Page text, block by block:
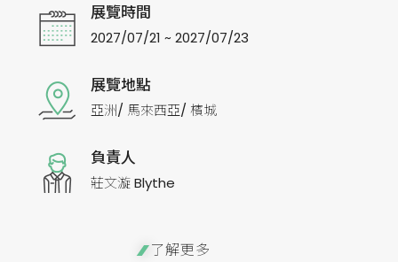
展覽時間
2027/07/21 ~ 2027/07/23
展覽地點
亞洲/ 馬來西亞/ 檳城
負責人
莊文漩 Blythe
了解更多